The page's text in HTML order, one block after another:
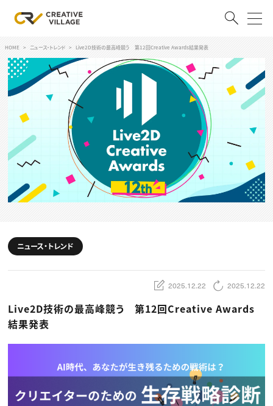
ログイン 会員登録
RECRUIT
クリエイター求人を探す
CREATIVE JOB求人検索
採用説明会
転職支援サービス
CONTENTS
スキルアップしたい！ トップ
デザイン
動画配信・映像制作
ディレクション
業界解説・キャリア事情
お役立ち基礎知識
TOP Creator’s コラム
ゲームクリエイター
映像クリエイター
マーケッター
C＆R Magazine
ニュース・トレンド
ゲーム・エンタメ
広告
出版
CREATIVE VILLAGEからのお知らせ
HOME ニュース・トレンド Live2D技術の最高峰競う 第12回Creative Awards結果発表
ニュース・トレンド
2025.12.22 2025.12.22
Live2D技術の最高峰競う 第12回Creative Awards
結果発表